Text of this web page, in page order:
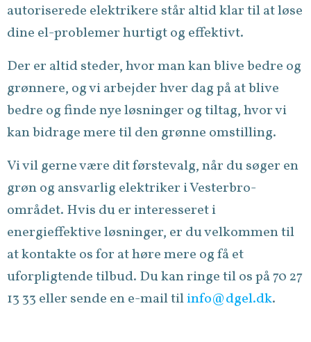
autoriserede elektrikere står altid klar til at løse
dine el-problemer hurtigt og effektivt.
Der er altid steder, hvor man kan blive bedre og
grønnere, og vi arbejder hver dag på at blive
bedre og finde nye løsninger og tiltag, hvor vi
kan bidrage mere til den grønne omstilling.
Vi vil gerne være dit førstevalg, når du søger en
grøn og ansvarlig elektriker i Vesterbro-
området. Hvis du er interesseret i
energieffektive løsninger, er du velkommen til
at kontakte os for at høre mere og få et
uforpligtende tilbud. Du kan ringe til os på 70 27
13 33 eller sende en e-mail tilinfo@dgel.dk.